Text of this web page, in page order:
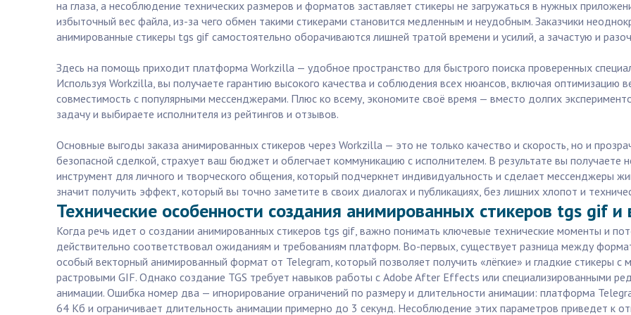
на глаза, а несоблюдение технических размеров и форматов заставляет стикеры не загружаться в нужных
избыточный вес файла, из-за чего обмен такими стикерами становится медленным и неудобным. Заказчики
анимированные стикеры tgs gif самостоятельно оборачиваются лишней тратой времени и усилий, а зачастую и
Здесь на помощь приходит платформа Workzilla — удобное пространство для быстрого поиска проверенных
Используя Workzilla, вы получаете гарантию высокого качества и соблюдения всех нюансов, включая оптимизацию
совместимость с популярными мессенджерами. Плюс ко всему, экономите своё время — вместо долгих
задачу и выбираете исполнителя из рейтингов и отзывов.
Основные выгоды заказа анимированных стикеров через Workzilla — это не только качество и скорость, но и
безопасной сделкой, страхует ваш бюджет и облегчает коммуникацию с исполнителем. В результате вы
инструмент для личного и творческого общения, который подчеркнет индивидуальность и сделает мессенджеры
значит получить эффект, который вы точно заметите в своих диалогах и публикациях, без лишних хлопот и
Технические особенности создания анимированных стикеров tgs gif
Когда речь идет о создании анимированных стикеров tgs gif, важно понимать ключевые технические моменты и
действительно соответствовал ожиданиям и требованиям платформ. Во-первых, существует разница между
особый векторный анимированный формат от Telegram, который позволяет получить «лёгкие» и гладкие стикеры
растровыми GIF. Однако создание TGS требует навыков работы с Adobe After Effects или специализированными
анимации. Ошибка номер два — игнорирование ограничений по размеру и длительности анимации: платформа
64 Кб и ограничивает длительность анимации примерно до 3 секунд. Несоблюдение этих параметров приведет к